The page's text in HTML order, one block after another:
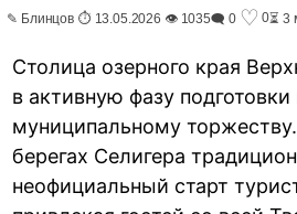
✎ Блинцов ⏱ 13.05.2026 👁 1035🗨 0 ♡ 0⏳ 3
Столица озерного края
в активную фазу
муниципальному
берегах Селигера
неофициальный старт